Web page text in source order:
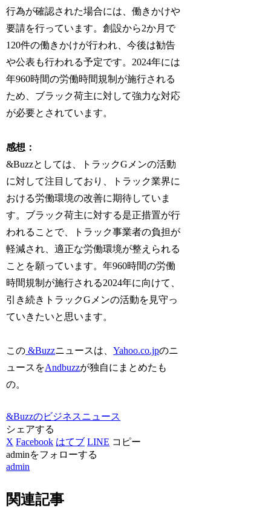
行為が確認された場合には、働きかけや
要請を行っています。創設から2か月で
120件の働きかけが行われ、今後は勧告
や公表も行われる予定です。2024年には
年960時間の労働時間規制が施行される
ため、ブラック荷主に対して強力な対応
が必要とされています。
感想：
&Buzzとしては、トラックGメンの活動
に対して注目しており、トラック業界に
おける労働環境の改善に期待していま
す。ブラック荷主に対する是正措置が行
われることで、トラック事業者の負担が
軽減され、適正な労働環境が整えられる
ことを願っています。年960時間の労働
時間規制が施行される2024年に向けて、
引き続きトラックGメンの活動を見守っ
ていきたいと思います。
この &Buzzニュースは、Yahoo.co.jpのニ
ュースをAndbuzzが独自にまとめたも
の。
&Buzzのビジネスニュース
シェアする
X Facebook はてブ LINE コピー
adminをフォローする
admin
関連記事